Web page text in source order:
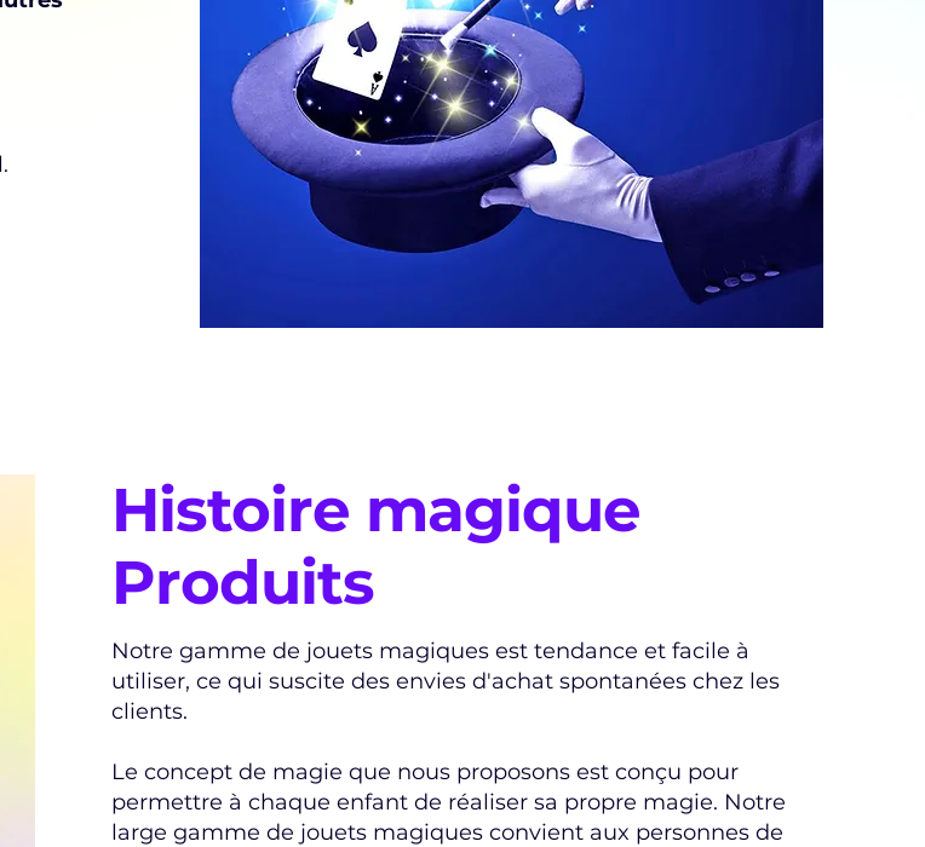
Histoire magique
Produits
Notre gamme de jouets magiques est tendance et facile à
utiliser, ce qui suscite des envies d'achat spontanées chez les
clients.
Le concept de magie que nous proposons est conçu pour
permettre à chaque enfant de réaliser sa propre magie. Notre
large gamme de jouets magiques convient aux personnes de